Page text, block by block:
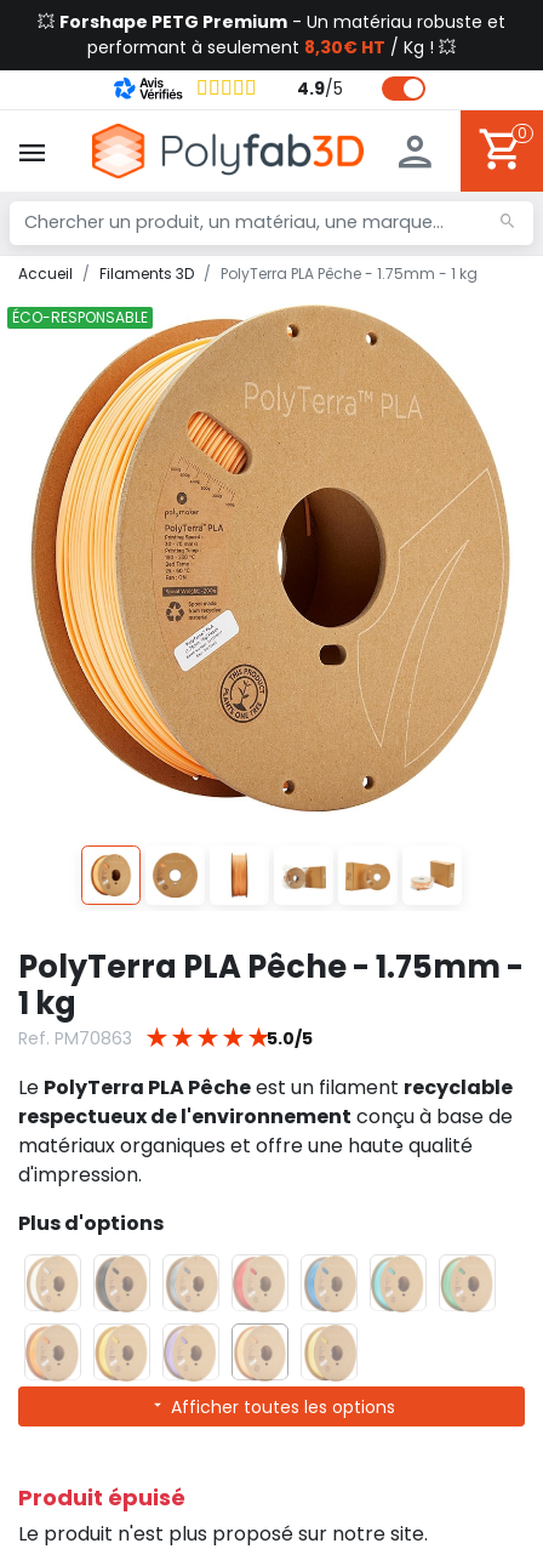
💥 Forshape PETG Premium - Un matériau robuste et
performant à seulement 8,30€ HT / Kg ! 💥
4.9/5
0
Accueil Filaments 3D PolyTerra PLA Pêche - 1.75mm - 1 kg
ÉCO-RESPONSABLE
PolyTerra PLA Pêche - 1.75mm -
1 kg
Ref. PM70863 ★ ★ ★ ★ ★5.0/5
Le PolyTerra PLA Pêcheest un filament recyclable
respectueux de l'environnement conçu à base de
matériaux organiques et offre une haute qualité
d'impression.
Plus d'options
Afficher toutes les options
Produit épuisé
Le produit n'est plus proposé sur notre site.